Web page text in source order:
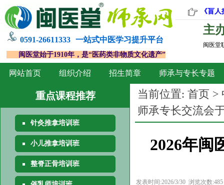
网站首页 组织介绍 招生简章 师承与专长专题
0591-26611333 一站式中医学习提升平台
闽医堂始于1910年，是“医药类非物质文化遗产”
《盲
主
闽医堂
重点课程推荐
针灸推拿培训班
小儿推拿培训班
整脊正骨培训班
当前位置: 首页 >
师承专长交流会
2026年闽
发表时间:2026/3/30 浏览次数